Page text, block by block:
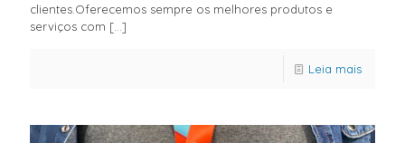
clientes.Oferecemos sempre os melhores produtos e
serviços com […]
Leia mais